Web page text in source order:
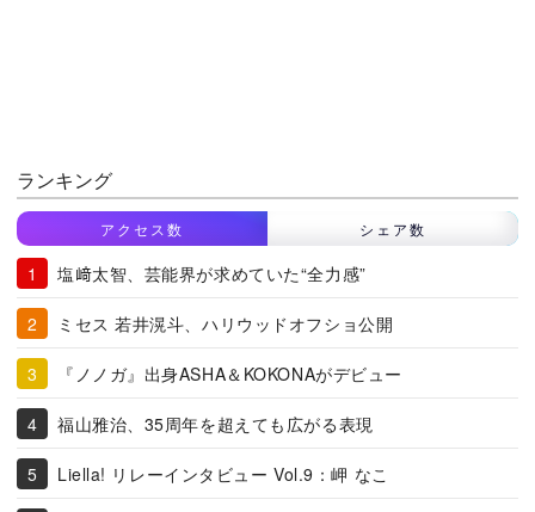
ランキング
アクセス数 シェア数
塩﨑太智、芸能界が求めていた“全力感”
ミセス 若井滉斗、ハリウッドオフショ公開
『ノノガ』出身ASHA＆KOKONAがデビュー
福山雅治、35周年を超えても広がる表現
Liella! リレーインタビュー Vol.9：岬 なこ